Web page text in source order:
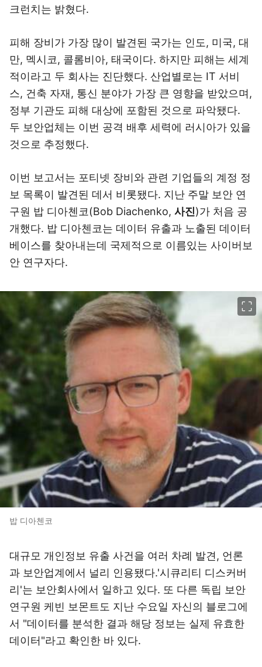
크런치는 밝혔다.
피해 장비가 가장 많이 발견된 국가는 인도, 미국, 대
만, 멕시코, 콜롬비아, 태국이다. 하지만 피해는 세계
적이라고 두 회사는 진단했다. 산업별로는 IT 서비
스, 건축 자재, 통신 분야가 가장 큰 영향을 받았으며,
정부 기관도 피해 대상에 포함된 것으로 파악됐다.
두 보안업체는 이번 공격 배후 세력에 러시아가 있을
것으로 추정했다.
이번 보고서는 포티넷 장비와 관련 기업들의 계정 정
보 목록이 발견된 데서 비롯됐다. 지난 주말 보안 연
구원 밥 디아첸코(Bob Diachenko, 사진)가 처음 공
개했다. 밥 디아첸코는 데이터 유출과 노출된 데이터
베이스를 찾아내는데 국제적으로 이름있는 사이버보
안 연구자다.
밥 디아첸코
대규모 개인정보 유출 사건을 여러 차례 발견, 언론
과 보안업계에서 널리 인용됐다.'시큐리티 디스커버
리'는 보안회사에서 일하고 있다. 또 다른 독립 보안
연구원 케빈 보몬트도 지난 수요일 자신의 블로그에
서 "데이터를 분석한 결과 해당 정보는 실제 유효한
데이터"라고 확인한 바 있다.